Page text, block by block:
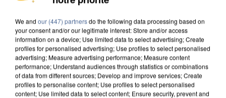
DE SOLIDARITÉ AVEC LES...
We and our (447) partnersdo the following data processing based on
your consent and/or our legitimate interest: Store and/or access
information on a device; Use limited data to select advertising; Create
profiles for personalised advertising; Use profiles to select personalised
advertising; Measure advertising performance; Measure content
performance; Understand audiences through statistics or combinations
of data from different sources; Develop and improve services; Create
profiles to personalise content; Use profiles to select personalised
content; Use limited data to select content; Ensure security, prevent and